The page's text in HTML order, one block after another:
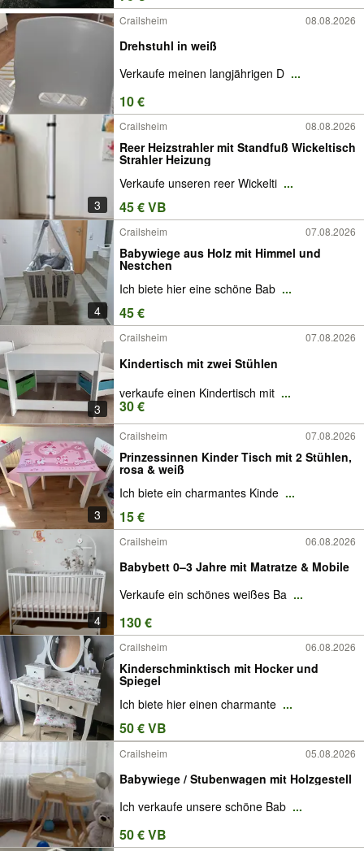
Crailsheim 08.08.2026
Drehstuhl in weiß
Verkaufe meinen langjährigen D ...
10 €
3
Crailsheim 08.08.2026
Reer Heizstrahler mit Standfuß Wickeltisch
Strahler Heizung
Verkaufe unseren reer Wickelti ...
45 € VB
4
Crailsheim 07.08.2026
Babywiege aus Holz mit Himmel und
Nestchen
Ich biete hier eine schöne Bab ...
45 €
3
Crailsheim 07.08.2026
Kindertisch mit zwei Stühlen
verkaufe einen Kindertisch mit ...
30 €
3
Crailsheim 07.08.2026
Prinzessinnen Kinder Tisch mit 2 Stühlen,
rosa & weiß
Ich biete ein charmantes Kinde ...
15 €
4
Crailsheim 06.08.2026
Babybett 0–3 Jahre mit Matratze & Mobile
Verkaufe ein schönes weißes Ba ...
130 €
Crailsheim 06.08.2026
Kinderschminktisch mit Hocker und
Spiegel
Ich biete hier einen charmante ...
50 € VB
Crailsheim 05.08.2026
Babywiege / Stubenwagen mit Holzgestell
Ich verkaufe unsere schöne Bab ...
50 € VB